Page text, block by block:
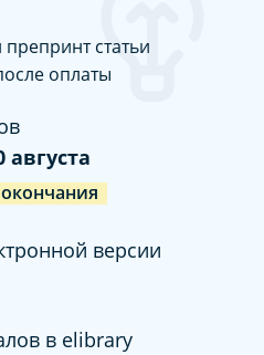
статьи
оплаты
августа
версии
в elibrary